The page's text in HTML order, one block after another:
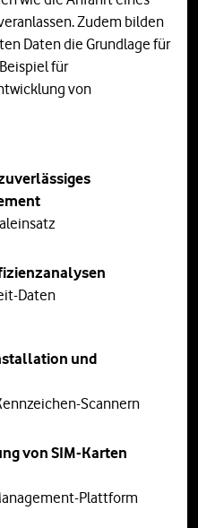
Zudem bilden
Daten die Grundlage für
für
von
Daten
und
Scannern
von SIM-Karten
Plattform